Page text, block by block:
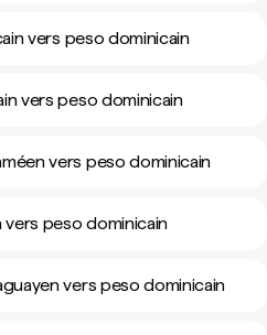
vers peso dominicain
vers peso dominicain
vers peso dominicain
vers peso dominicain
vers peso dominicain